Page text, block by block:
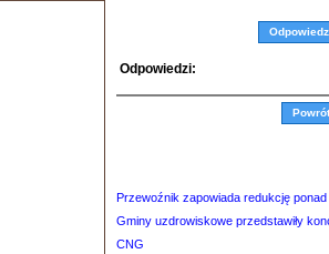
Odpowiedz
Odpowiedzi:
Przewoźnik zapowiada redukcję
Gminy uzdrowiskowe przedstawiły
CNG